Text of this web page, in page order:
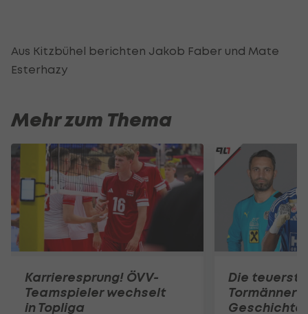
Aus Kitzbühel berichten Jakob Faber und Mate
Esterhazy
Mehr zum Thema
Karrieresprung! ÖVV-
Teamspieler wechselt
in Topliga
Die
Tormänner
Geschichte